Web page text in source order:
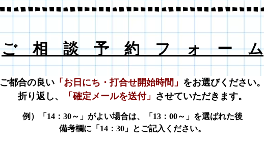
ご 相 談 予 約 フ ォ ー ム
ご都合の良い 「お日にち・打合せ開始時間」 をお選びください。
折り返し、
「確定メールを送付」 させていただきます。
例）「14：30～」がよい場合は、
「13：00～」を選ばれた後
備考欄に「14：30」とご記入ください。